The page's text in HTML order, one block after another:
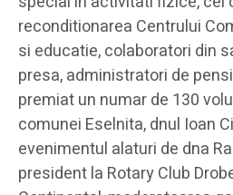
reconditionarea Centrului
si educatie, colaboratori din
presa, administratori de
premiat un numar de 130
comunei Eselnita, dnul Ioan
evenimentul alaturi de dna
president la Rotary Club